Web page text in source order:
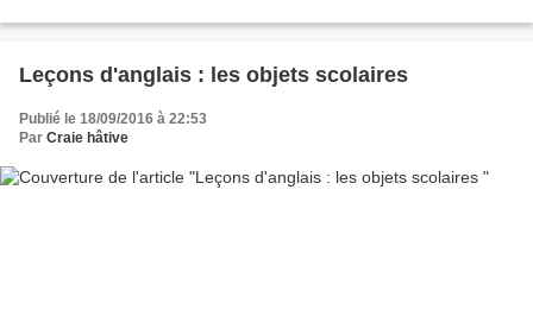
Leçons d'anglais : les objets scolaires
Publié le 18/09/2016 à 22:53
Par Craie hâtive